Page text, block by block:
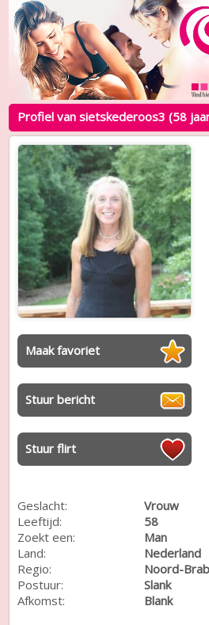
Profiel van sietskederoos3 (58
Maak favoriet
Stuur bericht
Stuur flirt
Geslacht:
Vrouw
Leeftijd:
58
Zoekt een:
Man
Land:
Nederland
Regio:
Noord-
Postuur:
Slank
Afkomst:
Blank